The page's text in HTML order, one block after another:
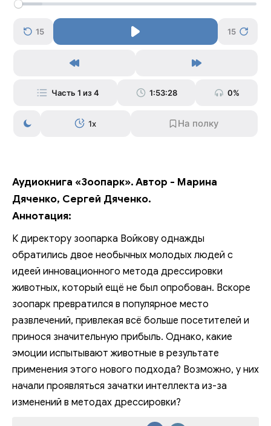
15 15
Часть 1 из 4 1:53:28 0%
1x
Аудиокнига «Зоопарк». Автор - Марина
Дяченко, Сергей Дяченко.
Аннотация:
К директору зоопарка Войкову однажды
обратились двое необычных молодых людей с
идеей инновационного метода дрессировки
животных, который ещё не был опробован. Вскоре
зоопарк превратился в популярное место
развлечений, привлекая всё больше посетителей и
принося значительную прибыль. Однако, какие
эмоции испытывают животные в результате
применения этого нового подхода? Возможно, у них
начали проявляться зачатки интеллекта из-за
изменений в методах дрессировки?